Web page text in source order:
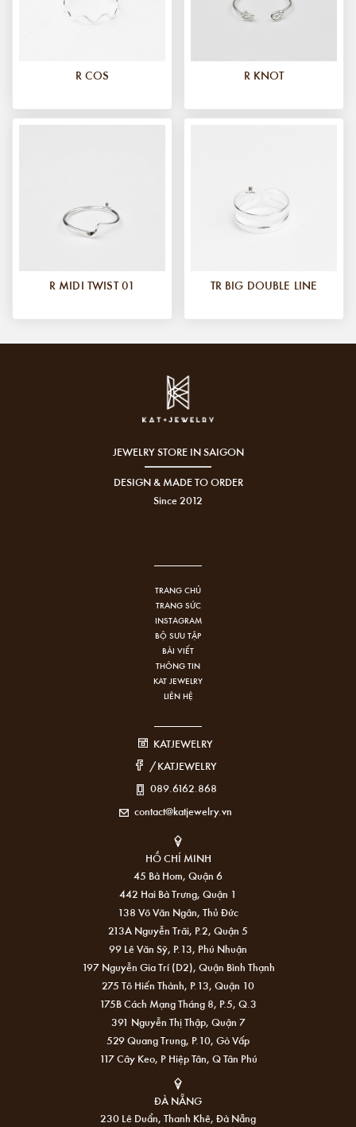
R COS R KNOT
R MIDI TWIST 01 TR BIG DOUBLE LINE
JEWELRY STORE IN SAIGON
DESIGN & MADE TO ORDER
Since 2012
TRANG CHỦ
TRANG SỨC
INSTAGRAM
BỘ SƯU TẬP
BÀI VIẾT
THÔNG TIN
KAT JEWELRY
LIÊN HỆ
KATJEWELRY
/KATJEWELRY
089.6162.868
contact@katjewelry.vn
HỒ CHÍ MINH
45 Bà Hom, Quận 6
442 Hai Bà Trưng, Quận 1
138 Võ Văn Ngân, Thủ Đức
213A Nguyễn Trãi, P.2, Quận 5
99 Lê Văn Sỹ, P.13, Phú Nhuận
197 Nguyễn Gia Trí (D2), Quận Bình Thạnh
275 Tô Hiến Thành, P.13, Quận 10
175B Cách Mạng Tháng 8, P.5, Q.3
391 Nguyễn Thị Thập, Quận 7
529 Quang Trung, P.10, Gò Vấp
117 Cây Keo, P Hiệp Tân, Q Tân Phú
ĐÀ NẴNG
230 Lê Duẩn, Thanh Khê, Đà Nẵng